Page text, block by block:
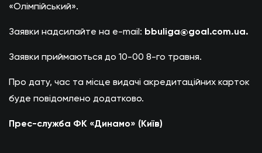
«Олімпійський».
Заявки надсилайте на e-mail: bbuliga@goal.com.ua.
Заявки приймаються до 10-00 8-го травня.
Про дату, час та місце видачі акредитаційних карток
буде повідомлено додатково.
Прес-служба ФК «Динамо» (Київ)